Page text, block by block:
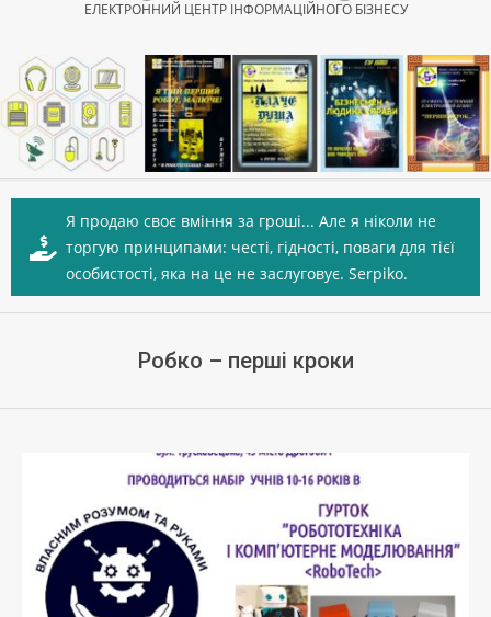
ЕЛЕКТРОННИЙ ЦЕНТР ІНФОРМАЦІЙНОГО БІЗНЕСУ
Secondary
Navigation
Menu
Я продаю своє вміння за гроші... Але я ніколи не
торгую принципами: честі, гідності, поваги для тієї
особистості, яка на це не заслуговує. Serpiko.
Робко – перші кроки